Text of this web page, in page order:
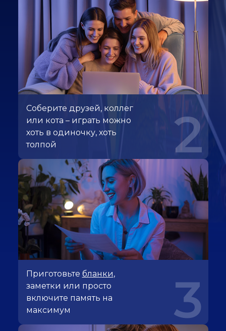
Соберите друзей, коллег
или кота – играть можно
хоть в одиночку, хоть
толпой
2
Приготовьте бланки,
заметки или просто
включите память на
максимум
3